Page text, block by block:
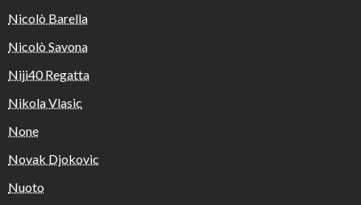
Nicolò Barella
Nicolò Savona
Niji40 Regatta
Nikola Vlasic
None
Novak Djokovic
Nuoto